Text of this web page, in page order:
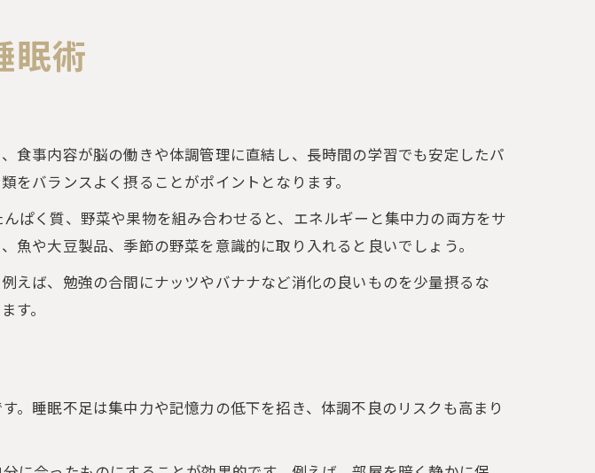
眠術
食事内容が脳の働きや体調管理に直結し、長時間の学習でも安定したパ
バランスよく摂ることがポイントとなります。
ぱく質、野菜や果物を組み合わせると、エネルギーと集中力の両方をサ
や大豆製品、季節の野菜を意識的に取り入れると良いでしょう。
えば、勉強の合間にナッツやバナナなど消化の良いものを少量摂るな
す。
睡眠不足は集中力や記憶力の低下を招き、体調不良のリスクも高まり